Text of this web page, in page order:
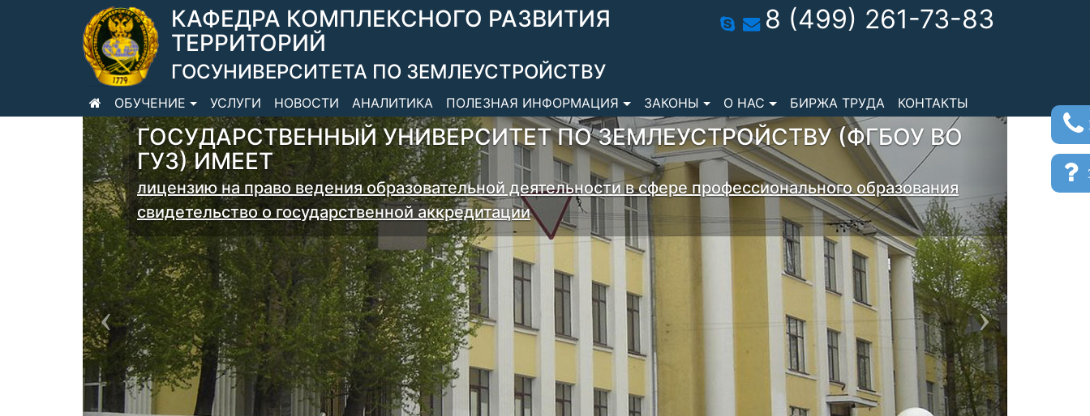
КАФЕДРА КОМПЛЕКСНОГО РАЗВИТИЯ
ТЕРРИТОРИЙ
ГОСУНИВЕРСИТЕТА ПО ЗЕМЛЕУСТРОЙСТВУ
8 (499) 261-73-83
ОБУЧЕНИЕ УСЛУГИ НОВОСТИ АНАЛИТИКА ПОЛЕЗНАЯ ИНФОРМАЦИЯ ЗАКОНЫ О НАС БИРЖА ТРУДА КОНТАКТЫ
ГОСУДАРСТВЕННЫЙ УНИВЕРСИТЕТ ПО ЗЕМЛЕУСТРОЙСТВУ (ФГБОУ ВО
ГУЗ) ИМЕЕТ
лицензию на право ведения образовательной деятельности в сфере профессионального образования
свидетельство о государственной аккредитации
Previous Next